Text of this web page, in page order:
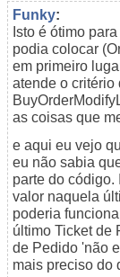
Funky:
Isto é ótimo
podia colocar
em primeiro
atende o critério
as coisas que
e aqui eu vejo
eu não sabia
parte do código.
valor naquela
poderia
último Ticket de
de Pedido 'não
mais preciso do